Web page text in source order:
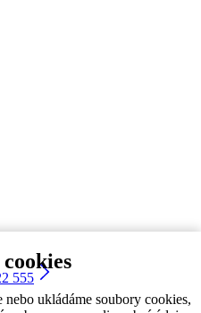
ukládáme soubory cookies,
555